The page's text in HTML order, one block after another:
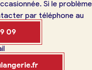
Si le problème
par téléphone au
09